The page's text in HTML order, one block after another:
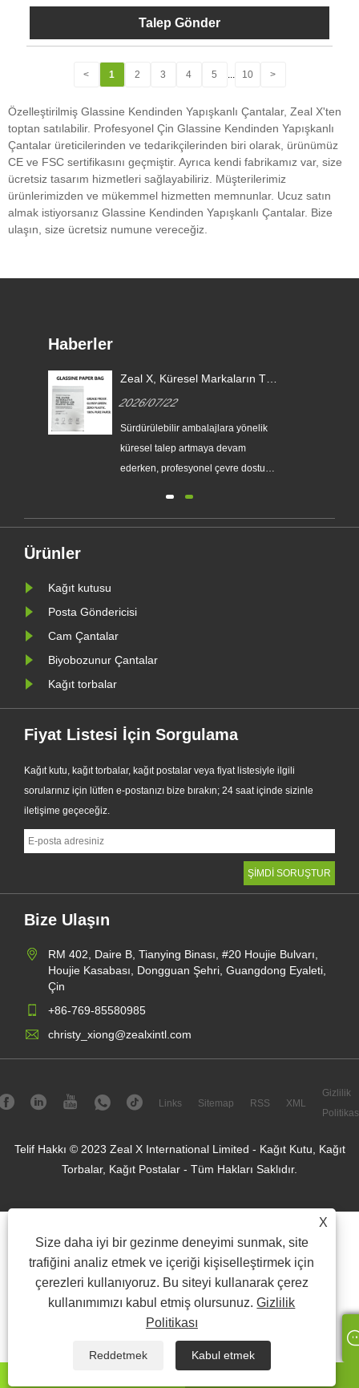
Talep Gönder
< 1 2 3 4 5 ... 10 >
Özelleştirilmiş Glassine Kendinden Yapışkanlı Çantalar, Zeal X'ten
toptan satılabilir. Profesyonel Çin Glassine Kendinden Yapışkanlı
Çantalar üreticilerinden ve tedarikçilerinden biri olarak, ürünümüz
CE ve FSC sertifikasını geçmiştir. Ayrıca kendi fabrikamız var, size
ücretsiz tasarım hizmetleri sağlayabiliriz. Müşterilerimiz
ürünlerimizden ve mükemmel hizmetten memnunlar. Ucuz satın
almak istiyorsanız Glassine Kendinden Yapışkanlı Çantalar. Bize
ulaşın, size ücretsiz numune vereceğiz.
X
Size daha iyi bir gezinme deneyimi sunmak, site
trafiğini analiz etmek ve içeriği kişiselleştirmek için
çerezleri kullanıyoruz. Bu siteyi kullanarak çerez
kullanımımızı kabul etmiş olursunuz.Gizlilik
Politikası
Reddetmek Kabul etmek
Haberler
Zeal X, Küresel Markaların Tek
Yerini Almasına Yardımcı
Olmak İçin Özel Cam Kağıt
Torbaları Piyasaya Sürüyor
2026/07/22
Sürdürülebilir ambalajlara yönelik
küresel talep artmaya devam
ederken, profesyonel çevre dostu
resmi olarak piyasaya sürdü.
Ürünler
Kağıt kutusu
Posta Göndericisi
Cam Çantalar
Biyobozunur Çantalar
Kağıt torbalar
Fiyat Listesi İçin Sorgulama
Kağıt kutu, kağıt torbalar, kağıt postalar veya fiyat listesiyle ilgili
sorularınız için lütfen e-postanızı bize bırakın; 24 saat içinde sizinle
iletişime geçeceğiz.
Bize Ulaşın
RM 402, Daire B, Tianying Binası, #20 Houjie Bulvarı,
Houjie Kasabası, Dongguan Şehri, Guangdong Eyaleti,
Çin
+86-769-85580985
christy_xiong@zealxintl.com
Links Sitemap RSS XML
Gizlilik
Telif Hakkı © 2023 Zeal X International Limited - Kağıt Kutu, Kağıt
Torbalar, Kağıt Postalar - Tüm Hakları Saklıdır.